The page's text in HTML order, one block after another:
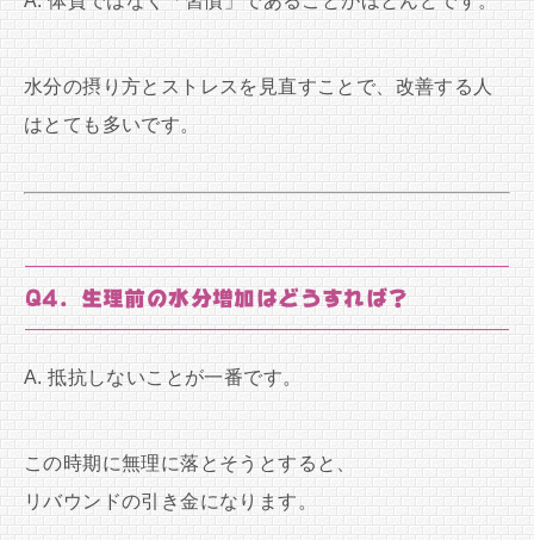
水分の摂り方とストレスを見直すことで、改善する人
はとても多いです。
Q4. 生理前の水分増加はどうすれば？
A. 抵抗しないことが一番です。
この時期に無理に落とそうとすると、
リバウンドの引き金になります。